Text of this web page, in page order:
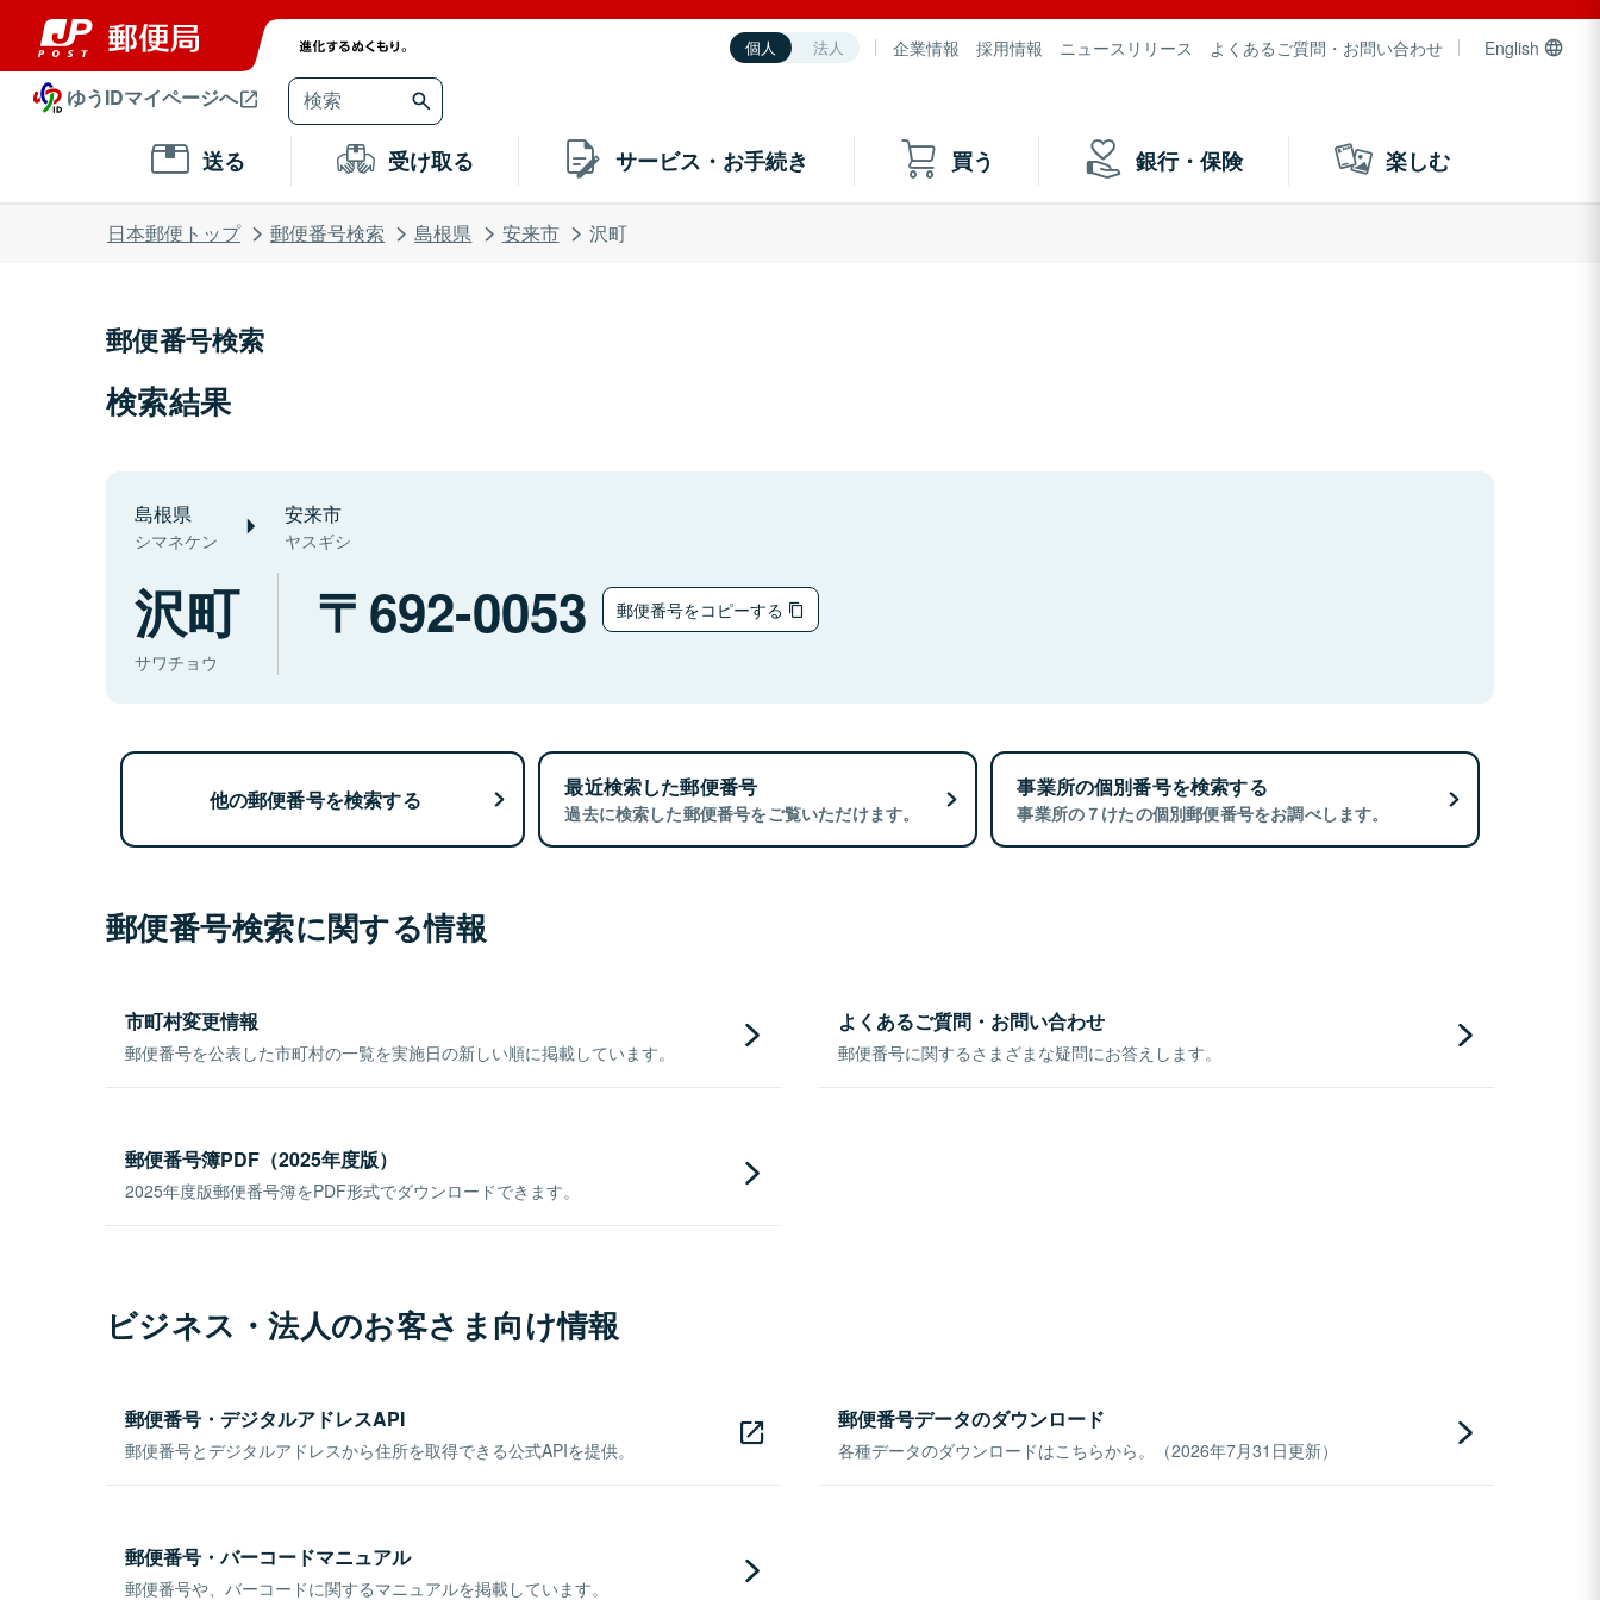
個人 法人 企業情報 採用情報 ニュースリリース よくあるご質問・お問い合わせ English
ゆうIDマイページへ
送る 受け取る サービス・お手続き 買う 銀行・保険 楽しむ
日本郵便トップ 郵便番号検索 島根県 安来市 沢町
郵便番号検索
検索結果
島根県
シマネケン
安来市
ヤスギシ
沢町
サワチョウ
692-0053 郵便番号をコピーする
他の郵便番号を検索する 最近検索した郵便番号
過去に検索した郵便番号をご覧いただけます。
事業所の個別番号を検索する
事業所の７けたの個別郵便番号をお調べします。
郵便番号検索に関する情報
市町村変更情報
郵便番号を公表した市町村の一覧を実施日の新しい順に掲載しています。
よくあるご質問・お問い合わせ
郵便番号に関するさまざまな疑問にお答えします。
郵便番号簿PDF（2025年度版）
2025年度版郵便番号簿をPDF形式でダウンロードできます。
ビジネス・法人のお客さま向け情報
郵便番号・デジタルアドレスAPI
郵便番号とデジタルアドレスから住所を取得できる公式APIを提供。
郵便番号データのダウンロード
各種データのダウンロードはこちらから。（2026年7月31日更新）
郵便番号・バーコードマニュアル
郵便番号や、バーコードに関するマニュアルを掲載しています。